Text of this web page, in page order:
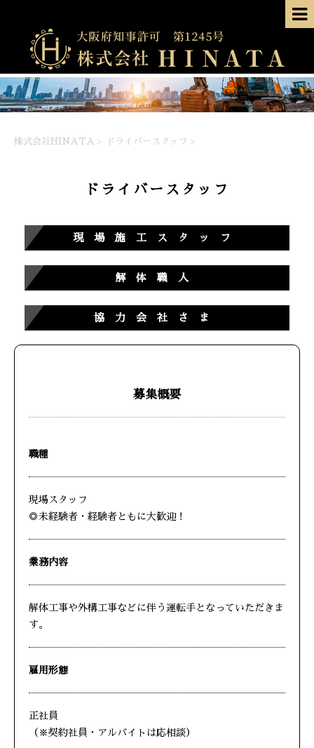
株式会社HINATA > ドライバースタッフ >
ドライバースタッフ
現場施工スタッフ
解体職人
協力会社さま
募集概要
職種
現場スタッフ
◎未経験者・経験者ともに大歓迎！
業務内容
解体工事や外構工事などに伴う運転手となっていただきま
す。
雇用形態
正社員
（※契約社員・アルバイトは応相談）